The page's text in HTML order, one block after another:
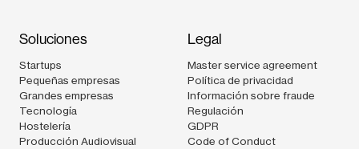
Soluciones
Startups
Pequeñas empresas
Grandes empresas
Tecnología
Hostelería
Producción Audiovisual
Legal
Master service agreement
Política de privacidad
Información sobre fraude
Regulación
GDPR
Code of Conduct